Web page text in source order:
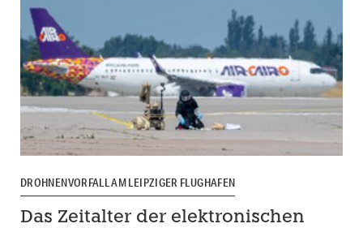
DROHNENVORFALL AM LEIPZIGER FLUGHAFEN
Das Zeitalter der elektronischen